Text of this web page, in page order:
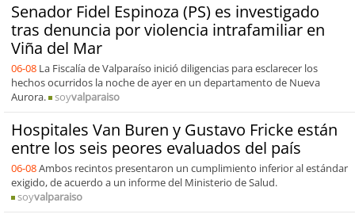
Senador Fidel Espinoza (PS) es investigado
tras denuncia por violencia intrafamiliar en
Viña del Mar
06-08 La Fiscalía de Valparaíso inició diligencias para esclarecer los
hechos ocurridos la noche de ayer en un departamento de Nueva
Aurora.
soyvalparaiso
Hospitales Van Buren y Gustavo Fricke están
entre los seis peores evaluados del país
06-08Ambos recintos presentaron un cumplimiento inferior al estándar
exigido, de acuerdo a un informe del Ministerio de Salud.
soyvalparaiso